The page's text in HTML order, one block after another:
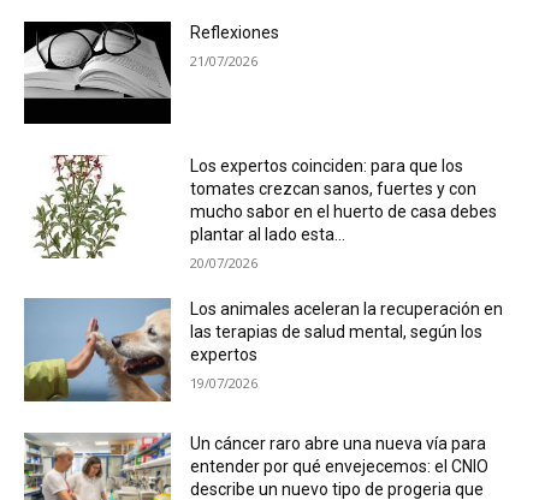
Reflexiones
21/07/2026
Los expertos coinciden: para que los
tomates crezcan sanos, fuertes y con
mucho sabor en el huerto de casa debes
plantar al lado esta...
20/07/2026
Los animales aceleran la recuperación en
las terapias de salud mental, según los
expertos
19/07/2026
Un cáncer raro abre una nueva vía para
entender por qué envejecemos: el CNIO
describe un nuevo tipo de progeria que